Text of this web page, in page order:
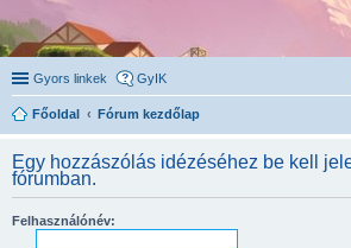
Gyors linkek GyIK
Főoldal
Fórum kezdőlap
Egy hozzászólás idézéséhez be kell
fórumban.
Felhasználónév: